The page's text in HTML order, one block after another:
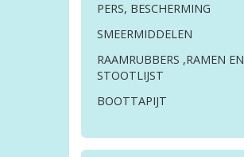
PERS, BESCHERMING
SMEERMIDDELEN
RAAMRUBBERS ,RAMEN EN
STOOTLIJST
BOOTTAPIJT